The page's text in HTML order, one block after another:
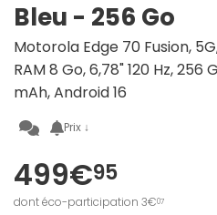
Bleu - 256 Go
Motorola Edge 70 Fusion,
RAM 8 Go, 6,78" 120 Hz,
mAh, Android 16
Prix ↓
499€95
dont éco-participation 3€07